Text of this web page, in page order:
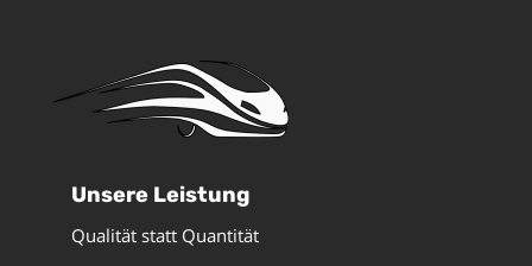
Unsere Leistung
Qualität statt Quantität